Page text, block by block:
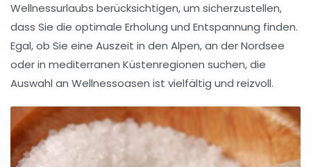
Wellnessurlaubs berücksichtigen, um sicherzustellen,
dass Sie die optimale Erholung und Entspannung finden.
Egal, ob Sie eine Auszeit in den Alpen, an der Nordsee
oder in mediterranen Küstenregionen suchen, die
Auswahl an Wellnessoasen ist vielfältig und reizvoll.